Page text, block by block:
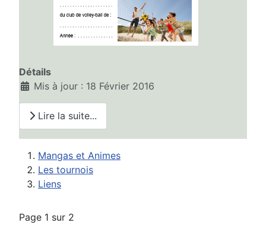
Détails
Mis à jour : 18 Février 2016
Lire la suite...
Mangas et Animes
Les tournois
Liens
Page 1 sur 2